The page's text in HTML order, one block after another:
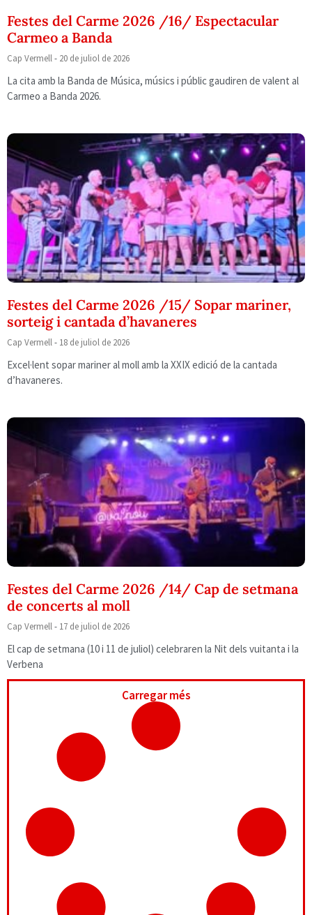
Festes del Carme 2026 /16/ Espectacular
Carmeo a Banda
Cap Vermell 20 de juliol de 2026
La cita amb la Banda de Música, músics i públic gaudiren de valent al
Carmeo a Banda 2026.
Festes del Carme 2026 /15/ Sopar mariner,
sorteig i cantada d’havaneres
Cap Vermell 18 de juliol de 2026
Excel·lent sopar mariner al moll amb la XXIX edició de la cantada
d’havaneres.
Festes del Carme 2026 /14/ Cap de setmana
de concerts al moll
Cap Vermell 17 de juliol de 2026
El cap de setmana (10 i 11 de juliol) celebraren la Nit dels vuitanta i la
Verbena
Carregar més